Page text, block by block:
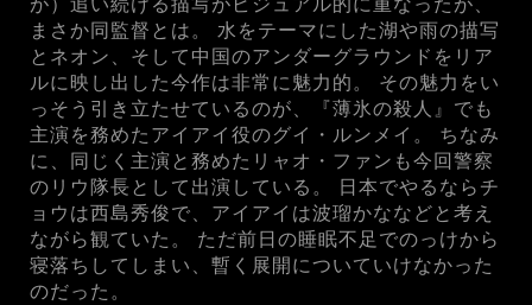
まさか同監督とは。 水をテーマにした湖や雨の描写
とネオン、そして中国のアンダーグラウンドをリア
ルに映し出した今作は非常に魅力的。 その魅力をい
っそう引き立たせているのが、『薄氷の殺人』でも
主演を務めたアイアイ役のグイ・ルンメイ。 ちなみ
に、同じく主演と務めたリャオ・ファンも今回警察
のリウ隊長として出演している。 日本でやるならチ
ョウは西島秀俊で、アイアイは波瑠かななどと考え
ながら観ていた。 ただ前日の睡眠不足でのっけから
寝落ちしてしまい、暫く展開についていけなかった
のだった。